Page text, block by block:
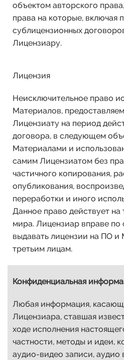
объектом авторского
права на которые, включая
сублицензионных
Лицензиару.
Лицензия
Неисключительное право
Материалов,
Лицензиату на период
договора, в следующем
Материалами и
самим Лицензиатом без
частичного копирования,
опубликования,
переработки и иного
Данное право действует на
мира. Лицензиар вправе
выдавать лицензии на ПО
третьим лицам.
Конфиденциальная
Любая информация,
Лицензиара, ставшая
ходе исполнения
частности, методы и идеи,
аудио-видео записи, аудио